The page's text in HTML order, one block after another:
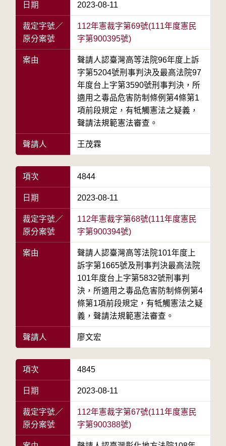
日期 2023-08-11
裁定字號／
原分案號
112年憲裁字第69號(111年度憲民
字第900395號)
案由
聲請人認臺灣高等法院96年度上訴
字第5204號刑事判決及最高法院97
年度台上字第3590號刑事判決，所
適用之毒品危害防制條例第4條第1
項前段規定，有牴觸憲法之疑義，
聲請法規範憲法審查。
聲請人 王茂霖
項次 4844
日期 2023-08-11
裁定字號／
原分案號
112年憲裁字第68號(111年度憲民
字第900394號)
案由
聲請人認臺灣高等法院101年度上
訴字第1665號及刑事判決最高法院
101年度台上字第5832號刑事判
決，所適用之毒品危害防制條例第4
條第1項前段規定，有牴觸憲法之疑
義，聲請法規範憲法審查。
聲請人 廖文宏
項次 4845
日期 2023-08-11
裁定字號／
原分案號
112年憲裁字第67號(111年度憲民
字第900388號)